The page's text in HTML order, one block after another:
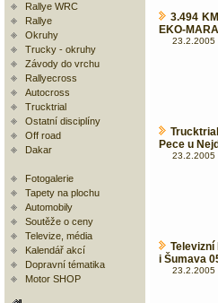
Rallye WRC
Rallye
Okruhy
Trucky - okruhy
Závody do vrchu
Rallyecross
Autocross
Trucktrial
Ostatní disciplíny
Off road
Dakar
Fotogalerie
Tapety na plochu
Automobily
Soutěže o ceny
Televize, média
Kalendář akcí
Dopravní tématika
Motor SHOP
3.494
EKO-
23.2.2005
Pece u
23.2.2005
i Šumava
23.2.2005